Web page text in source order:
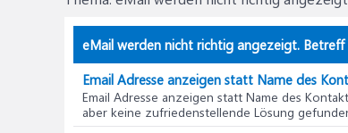
eMail werden nicht richtig angezeigt.
Email Adresse anzeigen statt Name des
Email Adresse anzeigen statt Name des
aber keine zufriedenstellende Lösung